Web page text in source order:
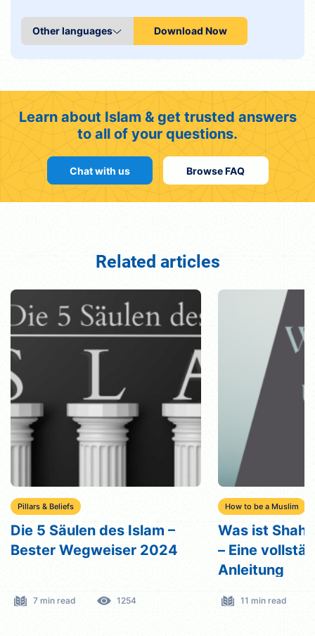
Download Now
Learn about Islam & get trusted answers
to all of your questions.
Chat with us Browse FAQ
Related articles
Pillars & Beliefs
Die 5 Säulen des Islam –
Bester Wegweiser 2024
7 min read 1254
How to be a Muslim
Was ist
– Eine
Anleitung
11 min read